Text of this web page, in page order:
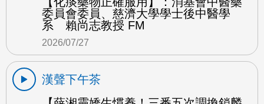
委員會委員、慈濟大學學士後中醫學
系 賴尚志教授 FM
2026/07/27
漢聲下午茶